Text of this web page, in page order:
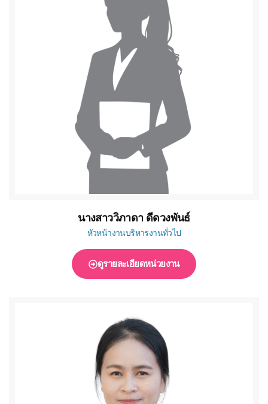
นางสาววิภาดา ดีดวงพันธ์
หัวหน้างานบริหารงานทั่วไป
ดูรายละเอียดหน่วยงาน